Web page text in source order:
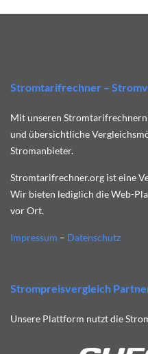
Stromtarifrechner –
Mit unseren
und übersichtliche
Stromanbieter.
Stromtarifrechner.org ist eine
Wir bieten lediglich die Web-
vor Ort.
Impressum – Datenschutz
Strompreisvergleich
Unsere Plattform nutzt die